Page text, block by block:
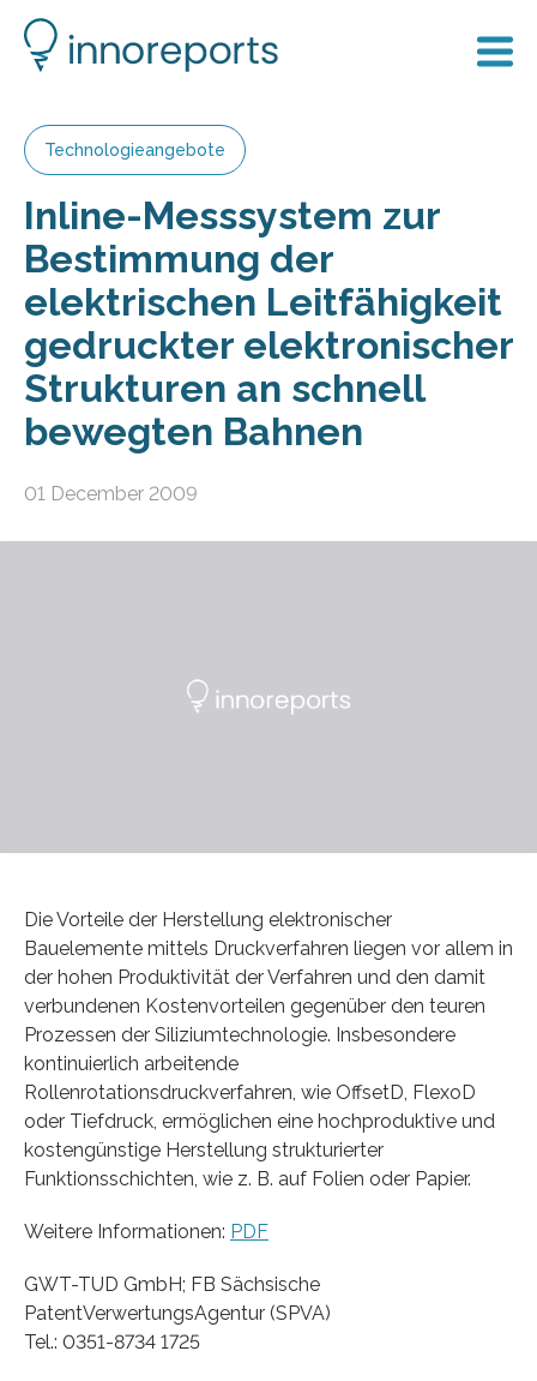
Technologieangebote
Inline-Messsystem zur
Bestimmung der
elektrischen Leitfähigkeit
gedruckter elektronischer
Strukturen an schnell
bewegten Bahnen
01 December 2009
Die Vorteile der Herstellung elektronischer
Bauelemente mittels Druckverfahren liegen vor allem in
der hohen Produktivität der Verfahren und den damit
verbundenen Kostenvorteilen gegenüber den teuren
Prozessen der Siliziumtechnologie. Insbesondere
kontinuierlich arbeitende
Rollenrotationsdruckverfahren, wie OffsetD, FlexoD
oder Tiefdruck, ermöglichen eine hochproduktive und
kostengünstige Herstellung strukturierter
Funktionsschichten, wie z. B. auf Folien oder Papier.
Weitere Informationen: PDF
GWT-TUD GmbH; FB Sächsische
PatentVerwertungsAgentur (SPVA)
Tel.: 0351-8734 1725